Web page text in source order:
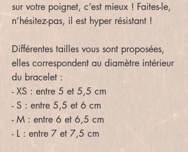
sur votre poignet, c’est mieux ! Faites-le,
n’hésitez-pas, il est hyper résistant !
Différentes tailles vous sont proposées,
elles correspondent au diamètre intérieur
du bracelet :
- XS : entre 5 et 5,5 cm
- S : entre 5,5 et 6 cm
- M : entre 6 et 6,5 cm
- L : entre 7 et 7,5 cm